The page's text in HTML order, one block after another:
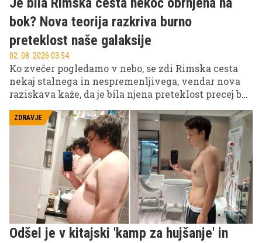
bok? Nova teorija razkriva burno
preteklost naše galaksije
02. 08. 2026 03.54
Ko zvečer pogledamo v nebo, se zdi Rimska cesta
nekaj stalnega in nespremenljivega, vendar nova
raziskava kaže, da je bila njena preteklost precej bolj
ZDRAVJE
Odšel je v kitajski 'kamp za hujšanje' in